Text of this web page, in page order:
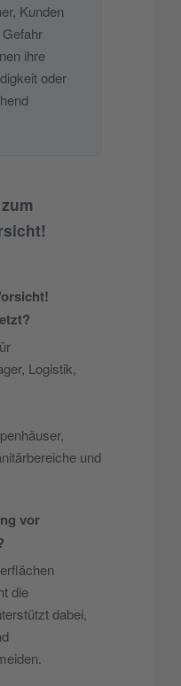
Kunden
ihre
oder
Logistik,
und
vor
die
dabei,